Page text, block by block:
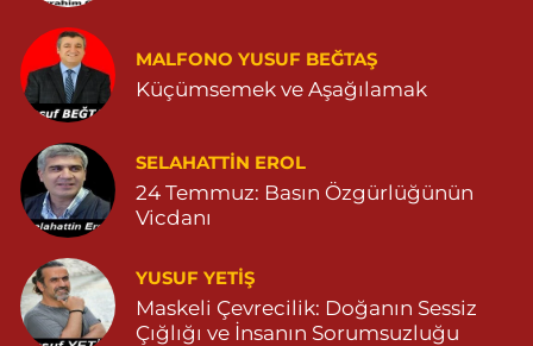
Huzur Eczanesi
GÜL MAHALLESİ VATAN CADDE NO:4A 04825912517
0 (482) 591 25 17 Yol Tarifi Al
Dara Eczanesi
NUR MAHALLESİ VALİ OZAN CADDESİ DIŞ KAPI NO:122G
DEVLET HASTANESİ KARŞISI (DİYARBAKIR YOLU CEPHESİ)
04822125304
0 (482) 212 53 04 Yol Tarifi Al
Özdemir Eczanesi
MALFONO YUSUF BEĞTAŞ
Küçümsemek ve Aşağılamak
SELAHATTIN EROL
24 Temmuz: Basın Özgürlüğünün
Vicdanı
YUSUF YETİŞ
Maskeli Çevrecilik: Doğanın Sessiz
Çığlığı ve İnsanın Sorumsuzluğu